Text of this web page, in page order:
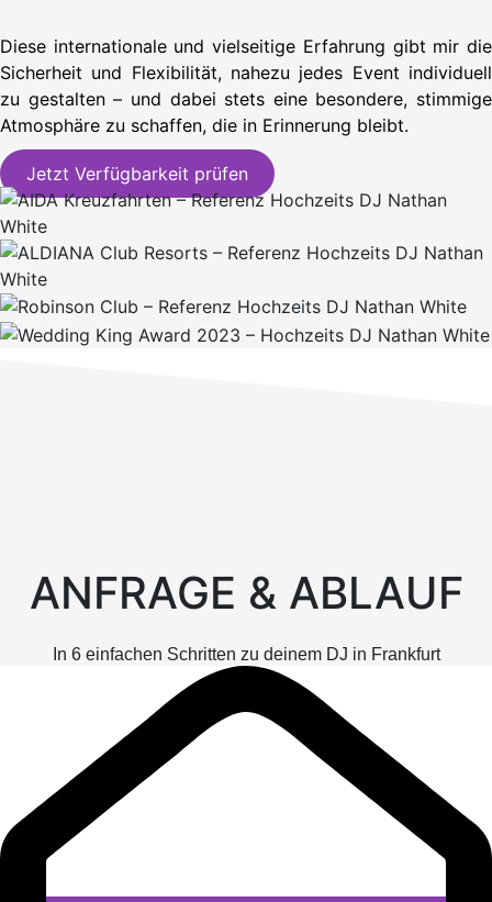
Diese internationale und vielseitige Erfahrung gibt mir die
Sicherheit und Flexibilität, nahezu jedes Event individuell
zu gestalten – und dabei stets eine besondere, stimmige
Atmosphäre zu schaffen, die in Erinnerung bleibt.
Jetzt Verfügbarkeit prüfen
ANFRAGE & ABLAUF​
In 6 einfachen Schritten zu deinem DJ in Frankfurt